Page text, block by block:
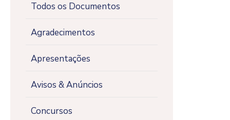
Todos os Documentos
Agradecimentos
Apresentações
Avisos & Anúncios
Concursos